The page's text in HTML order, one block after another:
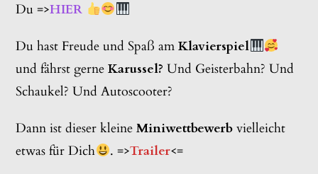
Du =>HIER
Du hast Freude und Spaß amKlavierspiel
und fährst gerneKarussel? Und Geisterbahn? Und
Schaukel? Und Autoscooter?
Dann ist dieser kleineMiniwettbewerb vielleicht
etwas für Dich
. =>Trailer<=